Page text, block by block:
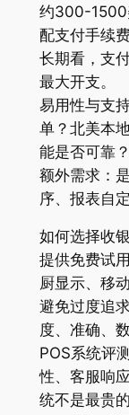
约300-1500
配支付手续
长期看，支
最大开支。
易用性与支
单？北美本
能是否可靠？
额外需求：
序、报表自
如何选择收
提供免费试
厨显示、移
避免过度追
度、准确、
POS系统评
性、客服响
统不是最贵